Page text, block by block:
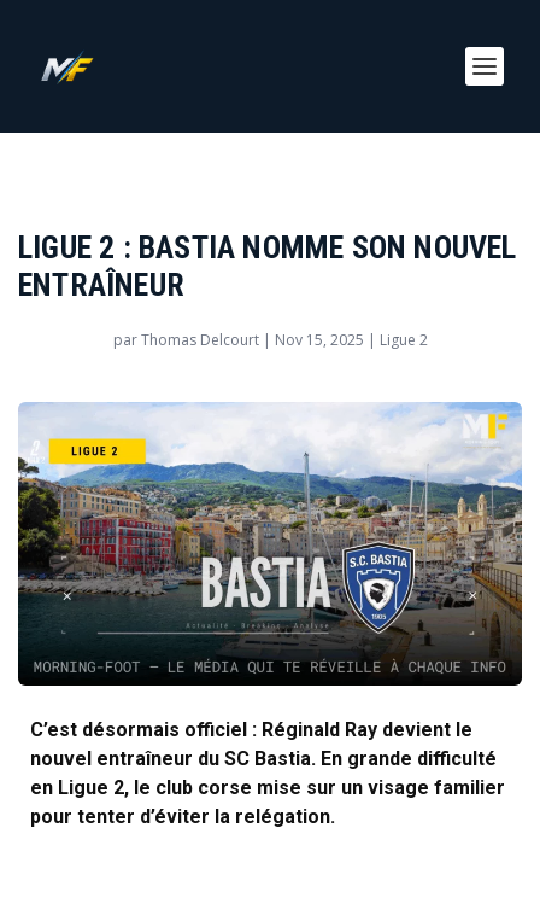
LIGUE 2 : BASTIA NOMME SON NOUVEL
ENTRAÎNEUR
parThomas Delcourt| Nov 15, 2025 | Ligue 2
C’est désormais officiel : Réginald Ray devient le
nouvel entraîneur du SC Bastia. En grande difficulté
en Ligue 2, le club corse mise sur un visage familier
pour tenter d’éviter la relégation.